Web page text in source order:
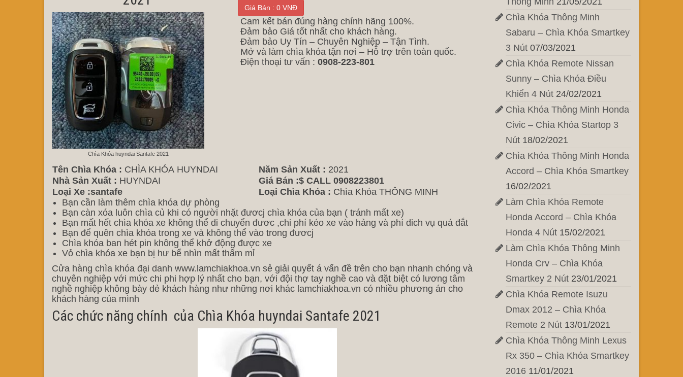
Chìa Khóa huyndai Santafe 2021
Giá Bán : 0 VNĐ
Cam kết bán đúng hàng chính hãng 100%.
Đảm bảo Giá tốt nhất cho khách hàng.
Đảm bảo Uy Tín – Chuyên Nghiệp – Tận Tình.
Mở và làm chìa khóa tận nơi – Hỗ trợ trên toàn quốc.
Điện thoại tư vấn : 0908-223-801
Tên Chìa Khóa : CHÌA KHÓA HUYNDAI Năm Sản Xuất : 2021
Nhà Sản Xuất : HUYNDAI Giá Bán :$ CALL 0908223801
Loại Xe :santafe
Loại Chìa Khóa : Chìa Khóa THÔNG MINH
Bạn cần làm thêm chìa khóa dự phòng
Bạn càn xóa luôn chìa củ khi có người nhặt đươcj chìa khóa của bạn ( tránh mất xe)
Bạn mất hết chìa khóa xe không thể di chuyển đươc ,chi phí kéo xe vào hảng và phí dich vụ quá đắt
Bạn để quên chìa khóa trong xe và không thể vào trong đươcj
Chìa khóa ban hét pin không thể khở động được xe
Vỏ chìa khóa xe bạn bị hư bể nhìn mất thẩm mỉ
Cửa hàng chìa khóa đại danh www.lamchiakhoa.vn sẻ giải quyết á vấn đề trên cho bạn nhanh chóng và
chuyên nghiệp với mức chi phi hợp lý nhất cho bạn, với đội thợ tay nghề cao và đặt biệt có lương tâm
nghề nghiệp không bày dẻ khách hàng như những nơi khác lamchiakhoa.vn có nhiều phương án cho
khách hàng của mình
Các chức năng chính của Chìa Khóa huyndai Santafe 2021
Chìa Khóa Thông Minh
Sabaru – Chìa Khóa Smartkey
3 Nút 07/03/2021
Chìa Khóa Remote Nissan
Sunny – Chìa Khóa Điều
Khiển 4 Nút 24/02/2021
Chìa Khóa Thông Minh Honda
Civic – Chìa Khóa Startop 3
Nút 18/02/2021
Chìa Khóa Thông Minh Honda
Accord – Chìa Khóa Smartkey
16/02/2021
Làm Chìa Khóa Remote
Honda Accord – Chìa Khóa
Honda 4 Nút 15/02/2021
Làm Chìa Khóa Thông Minh
Honda Crv – Chìa Khóa
Smartkey 2 Nút 23/01/2021
Chìa Khóa Remote Isuzu
Dmax 2012 – Chìa Khóa
Remote 2 Nút 13/01/2021
Chìa Khóa Thông Minh Lexus
Rx 350 – Chìa Khóa Smartkey
2016 11/01/2021